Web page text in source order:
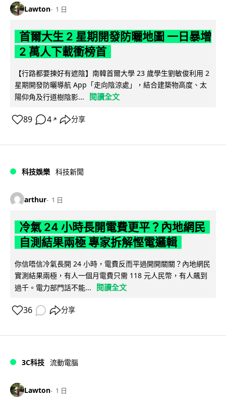
Lawton 1 日
首爾大生 2 星期開發防曬地圖 一日暴增
2 萬人下載衝榜首
【行路都要揀好有遮陰】南韓首爾大學 23 歲學生劉敏俊利用 2
星期開發防曬導航 App「走向陰涼處」，結合建築物高度、太
陽仰角及行道樹陰影...
閱讀全文
89 4 ↗ 分享
科技娛樂 科技新聞
arthur 1 日
冷氣 24 小時長開電費更平？內地網民
自測結果兩極 專家拆解慳電邏輯
你信唔信冷氣長開 24 小時，電費反而平過開開關關？內地網民
實測結果兩極，有人一個月電費只需 118 元人民幣，有人飆到
過千。電力部門話不能...
閱讀全文
36 分享
3C科技 流動電腦
Lawton 1 日